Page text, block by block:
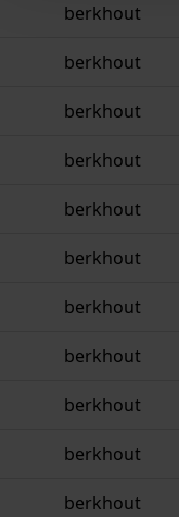
berkhout
berkhout
berkhout
berkhout
berkhout
berkhout
berkhout
berkhout
berkhout
berkhout
berkhout